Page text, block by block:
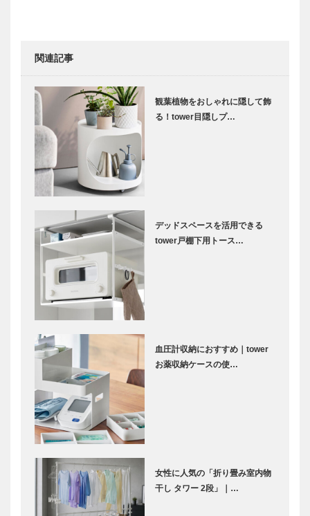
関連記事
観葉植物をおしゃれに隠して飾
る！tower目隠しプ…
デッドスペースを活用できる
tower戸棚下用トース…
血圧計収納におすすめ｜tower
お薬収納ケースの使…
女性に人気の「折り畳み室内物
干し タワー 2段」｜…